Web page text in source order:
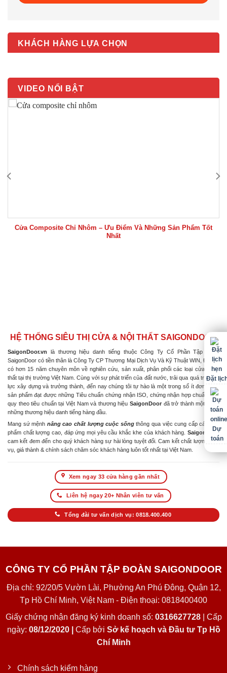
KHÁCH HÀNG LỰA CHỌN
VIDEO NỔI BẬT
Cửa Composite Chỉ Nhôm – Ưu Điểm Và Những Sản Phẩm Tốt
Nhất
HỆ THỐNG SIÊU THỊ CỬA & NỘI THẤT SAIGONDOOR
SaigonDoor.vn là thương hiệu danh tiếng thuộc Công Ty Cổ Phần Tập Đoàn
SaigonDoor có tiền thân là Công Ty CP Thương Mại Dịch Vụ Và Kỹ Thuật WIN, Đơn vị
có hơn 15 năm chuyên môn về nghiên cứu, sản xuất, phân phối các loại cửa & nội
thất tại thị trường Việt Nam. Cùng với sự phát triển của đất nước, trải qua quá trình nỗ
lực xây dựng và trưởng thành, đến nay chúng tôi tự hào là một trong số ít đơn vị có
sản phẩm đạt được những Tiêu chuẩn chứng nhận ISO, chứng nhận hợp chuẩn hợp
quy theo tiêu chuẩn tại Việt Nam và thương hiệu SaigonDoor đã trở thành một trong
những thương hiệu danh tiếng hàng đầu.
Mang sứ mệnh nâng cao chất lượng cuộc sốngthông qua việc cung cấp các sản
phẩm chất lượng cao, đáp ứng mọi yêu cầu khắc khe của khách hàng. SaigonDoor
cam kết đem đến cho quý khách hàng sự hài lòng tuyệt đối. Cam kết chất lượng dịch
vụ, giá thành & chính sách chăm sóc khách hàng luôn tốt nhất tại Việt Nam.
Xem ngay 33 cửa hàng gần nhất
Liên hệ ngay 20+ Nhân viên tư vấn
Tổng đài tư vấn dịch vụ: 0818.400.400
CÔNG TY CỔ PHẦN TẬP ĐOÀN SAIGONDOOR
Địa chỉ: 92/20/5 Vườn Lài, Phường An Phú Đông, Quận 12,
Tp Hồ Chí Minh, Việt Nam - Điện thoại: 0818400400
Giấy chứng nhận đăng ký kinh doanh số: 0316627728| Cấp
ngày: 08/12/2020 | Cấp bởi Sở kế hoạch và Đầu tư Tp Hồ
Chí Minh
Chính sách kiểm hàng
Đặt
Dự
toán